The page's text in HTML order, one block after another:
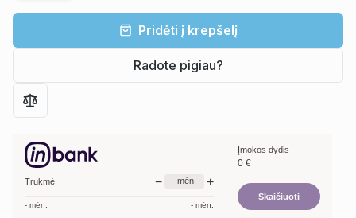
Pridėti į krepšelį
Radote pigiau?
Trukmė: − - mėn. +
- mėn. -mėn.
Įmokos dydis
0 €
Skaičiuoti